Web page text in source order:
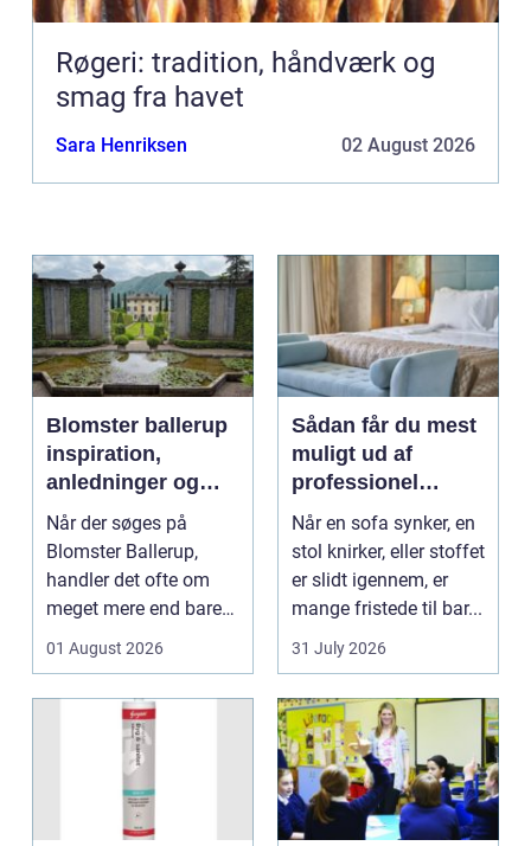
Røgeri: tradition, håndværk og
smag fra havet
Sara Henriksen 02 August 2026
Blomster ballerup
inspiration,
anledninger og
lokale muligheder
Når der søges på
Blomster Ballerup,
handler det ofte om
meget mere end bare
en hurtig buket.
Blomste...
01 August 2026
Sådan får du mest
muligt ud af
professionel
møbelpolstring
Når en sofa synker, en
stol knirker, eller stoffet
er slidt igennem, er
mange fristede til bar...
31 July 2026